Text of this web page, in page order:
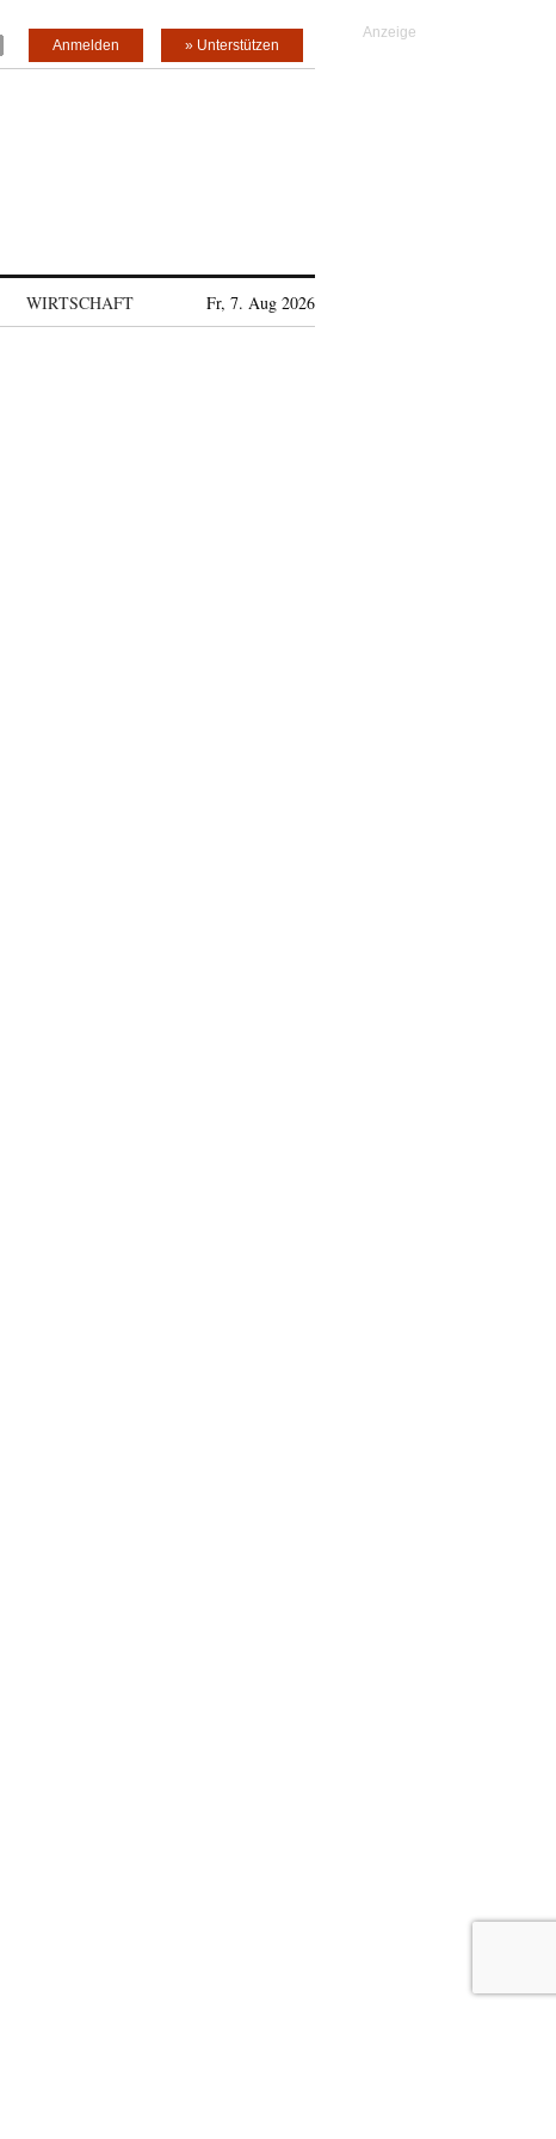
» Unterstützen
Anmelden
WIRTSCHAFT Fr, 7. Aug 2026